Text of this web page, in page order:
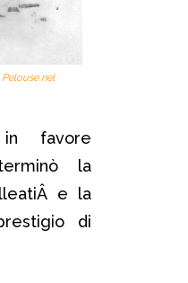
nel
favore
la
e la
di